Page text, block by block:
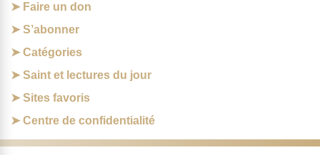
Faire un don
S’abonner
Catégories
Saint et lectures du jour
Sites favoris
Centre de confidentialité